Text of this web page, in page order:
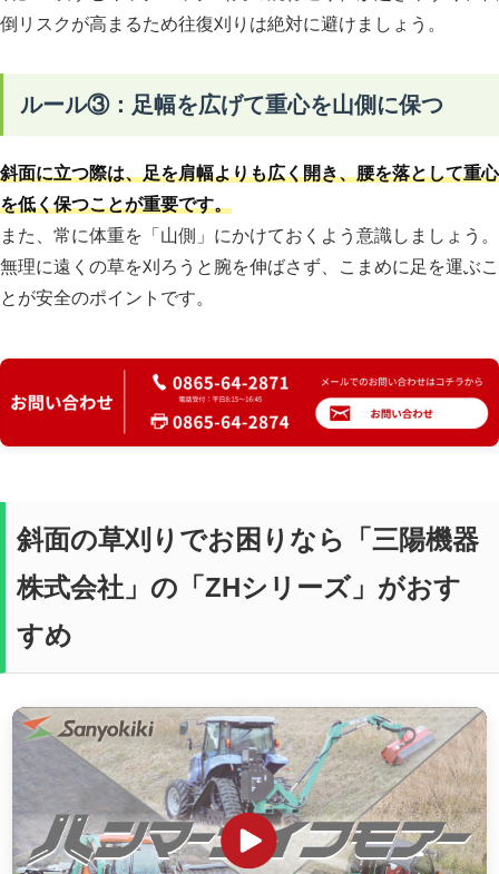
倒リスクが高まるため往復刈りは絶対に避けましょう。
ルール③：足幅を広げて重心を山側に保つ
斜面に立つ際は、足を肩幅よりも広く開き、腰を落として重心
を低く保つことが重要です。
また、常に体重を「山側」にかけておくよう意識しましょう。
無理に遠くの草を刈ろうと腕を伸ばさず、こまめに足を運ぶこ
とが安全のポイントです。
斜面の草刈りでお困りなら「三陽機器
株式会社」の「ZHシリーズ」がおす
すめ